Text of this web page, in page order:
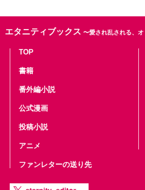
エタニティブックス 〜愛され乱される、
TOP
書籍
番外編小説
公式漫画
投稿小説
アニメ
ファンレターの送り先